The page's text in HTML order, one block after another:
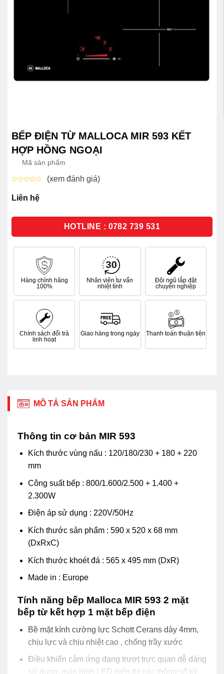
BẾP ĐIỆN TỪ MALLOCA MIR 593 KẾT
HỢP HỒNG NGOẠI
Mã sản phẩm
xếp
hạng
sao
(xem đánh giá)
Liên hệ
HOTLINE : 0782 739 531
Hàng chính hãng
100%
Nhân viên tư vấn
nhiệt tình
Đội ngũ lắp đặt
chuyên nghiệp
Chính sách đổi trả
linh hoạt
Giao hàng trong ngày Thanh toán thuận tiện
MÔ TẢ SẢN PHẨM
Thông tin cơ bản MIR 593
Kích thước vùng nấu : 120/180/230 + 180 + 220
mm
Công suất bếp : 800/1.600/2.500 + 1.400 +
2.300W
Điện áp sử dụng : 220V/50Hz
Kích thước sản phẩm : 590 x 520 x 68 mm
(DxRxC)
Kích thước khoét đá : 565 x 495 mm (DxR)
Made in : Europe
Tính năng bếp Malloca MIR 593 2 mặt
bếp từ kết hợp 1 mặt bếp điện
Bề mặt kính cường lực Schott Cerans dày 4mm,
chịu lực và chịu nhiệt cao , chống trầy xước
Điều khiển cảm ứng dạng trượt trực quan dễ dàng
sử dụng, màn hình LED hiển thị các thông số kỹ